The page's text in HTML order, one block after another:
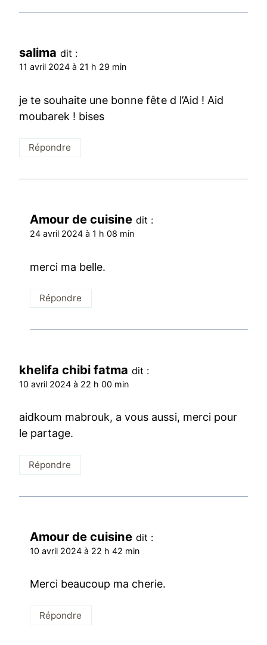
salima dit :
11 avril 2024 à 21 h 29 min
je te souhaite une bonne fête d l’Aid ! Aid
moubarek ! bises
Répondre
Amour de cuisine dit :
24 avril 2024 à 1 h 08 min
merci ma belle.
Répondre
khelifa chibi fatma dit :
10 avril 2024 à 22 h 00 min
aidkoum mabrouk, a vous aussi, merci pour
le partage.
Répondre
Amour de cuisine dit :
10 avril 2024 à 22 h 42 min
Merci beaucoup ma cherie.
Répondre